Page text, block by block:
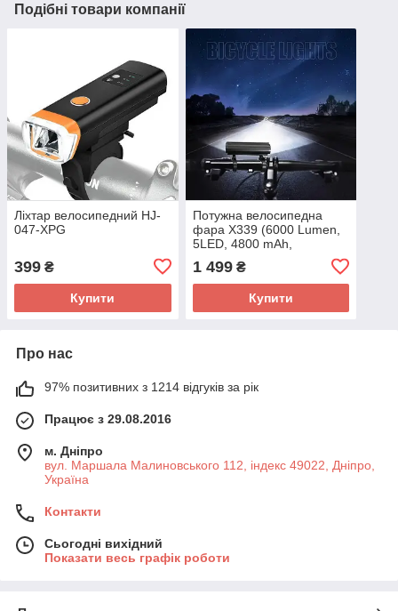
Подібні товари компанії
Ліхтар велосипедний HJ-
047-XPG
399 ₴
Купити
Потужна велосипедна
фара X339 (6000 Lumen,
5LED, 4800 mAh,
1 499₴
Купити
Про нас
97% позитивних з 1214 відгуків за рік
Працює з 29.08.2016
м. Дніпро
вул. Маршала Малиновського 112, індекс 49022, Дніпро,
Україна
Контакти
Сьогодні вихідний
Показати весь графік роботи